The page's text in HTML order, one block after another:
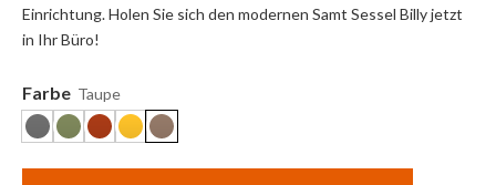
Einrichtung. Holen Sie sich den modernen Samt Sessel Billy jetzt
in Ihr Büro!
Farbe Taupe